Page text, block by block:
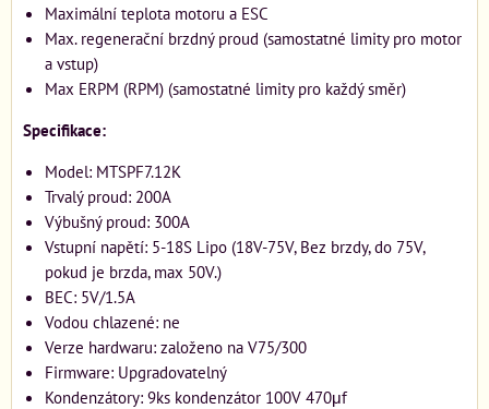
Maximální teplota motoru a ESC
Max. regenerační brzdný proud (samostatné limity pro motor
a vstup)
Max ERPM (RPM) (samostatné limity pro každý směr)
Specifikace:
Model: MTSPF7.12K
Trvalý proud: 200A
Výbušný proud: 300A
Vstupní napětí: 5-18S Lipo (18V-75V, Bez brzdy, do 75V,
pokud je brzda, max 50V.)
BEC: 5V/1.5A
Vodou chlazené: ne
Verze hardwaru: založeno na V75/300
Firmware: Upgradovatelný
Kondenzátory: 9ks kondenzátor 100V 470μf